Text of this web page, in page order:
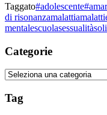
Taggato#adolescente
di risonanzamalattia
mentalescuolasessualità
Categorie
Categorie
Tag